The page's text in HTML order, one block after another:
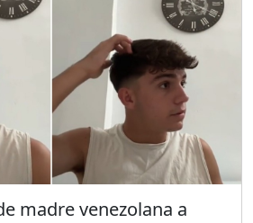
madre venezolana a